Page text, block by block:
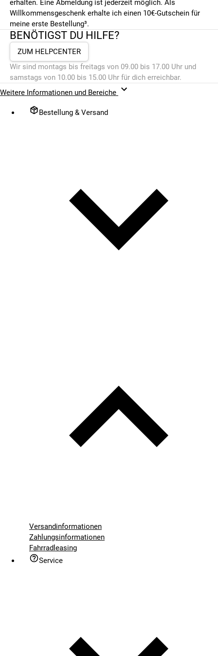
erhalten. Eine Abmeldung ist jederzeit möglich. Als
Willkommensgeschenk erhalte ich einen 10€-Gutschein für
meine erste Bestellung³.
BENÖTIGST DU HILFE?
ZUM HELPCENTER
Wir sind montags bis freitags von 09.00 bis 17.00 Uhr und
samstags von 10.00 bis 15.00 Uhr für dich erreichbar.
Weitere Informationen und Bereiche
Bestellung & Versand
Versandinformationen
Zahlungsinformationen
Fahrradleasing
Service